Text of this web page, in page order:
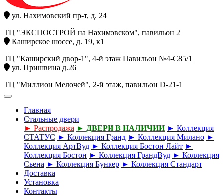
ул. Нахимовский пр-т, д. 24
ТЦ "ЭКСПОСТРОЙ на Нахимовском", павильон 2
Каширское шоссе, д. 19, к1
ТЦ "Каширский двор-1", 4-й этаж Павильон №4-С85/1
ул. Пришвина д.26
ТЦ "Миллион Мелочей", 2-й этаж, павильон D-21-1
Главная
Стальные двери
► Распродажа ► ДВЕРИ В НАЛИЧИИ ► Коллекция
СТАТУС ► Коллекция Гранд ► Коллекция Милано ►
Коллекция АртВуд ► Коллекция Бостон Лайт ►
Коллекция Бостон ► Коллекция ГрандВуд ► Коллекция
Сьена ► Коллекция Бункер ► Коллекция Стандарт
Доставка
Установка
Контакты